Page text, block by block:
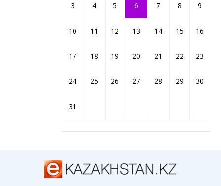
3 4 5 6 7 8 9
10 11 12 13 14 15 16
17 18 19 20 21 22 23
24 25 26 27 28 29 30
31